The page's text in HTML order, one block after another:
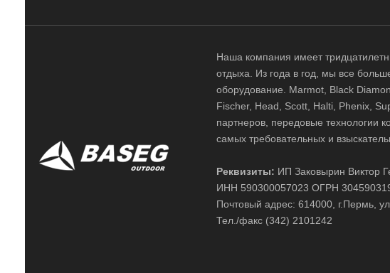
Наша компания имеет
отдыха. Из года в год, мы все
оборудование. Marmot, Black
Fischer, Head, Scott, Halti, Phenix,
партнеров, передовые технологии
самых требовательных и
Реквизиты: ИП Заковырин Виктор
ИНН 590300057023 ОГРН
Почтовый адрес: 614000, г.Пермь,
Тел./факс (342) 2101242